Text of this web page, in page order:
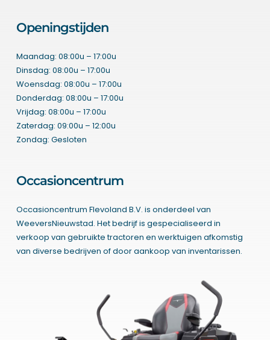
Openingstijden
Maandag: 08:00u – 17:00u
Dinsdag: 08:00u – 17:00u
Woensdag: 08:00u – 17:00u
Donderdag: 08:00u – 17:00u
Vrijdag: 08:00u – 17:00u
Zaterdag: 09:00u – 12:00u
Zondag: Gesloten
Occasioncentrum
Occasioncentrum Flevoland B.V. is onderdeel van
WeeversNieuwstad. Het bedrijf is gespecialiseerd in
verkoop van gebruikte tractoren en werktuigen afkomstig
van diverse bedrijven of door aankoop van inventarissen.